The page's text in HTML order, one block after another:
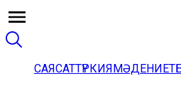
САЯСАТТҮРКИЯМӘДЕНИЕТ